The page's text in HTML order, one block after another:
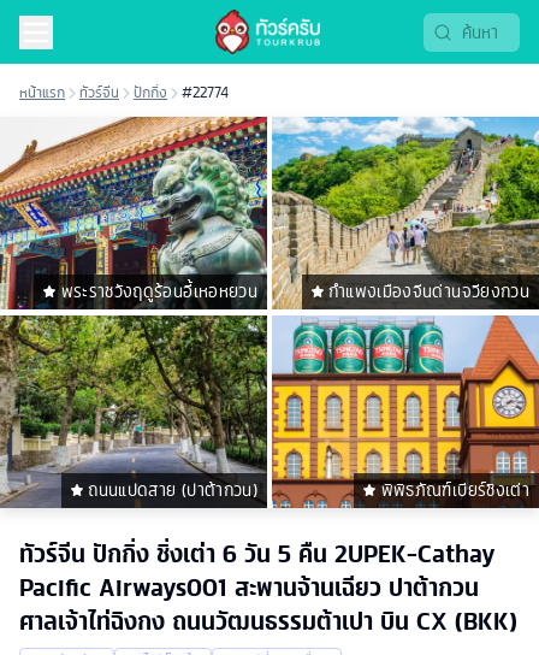
หน้าแรก ทัวร์จีน ปักกิ่ง #22774
พระราชวังฤดูร้อนอี้เหอหยวน กำแพงเมืองจีนด่านจวียงกวน
ถนนแปดสาย (ปาต้ากวน) พิพิธภัณฑ์เบียร์ชิงเต่า
ทัวร์จีน ปักกิ่ง ชิ่งเต่า 6 วัน 5 คืน 2UPEK-Cathay
Pacific Airways001 สะพานจ้านเฉียว ปาต้ากวน
ศาลเจ้าไท่ฉิงกง ถนนวัฒนธรรมต้าเปา บิน CX (BKK)